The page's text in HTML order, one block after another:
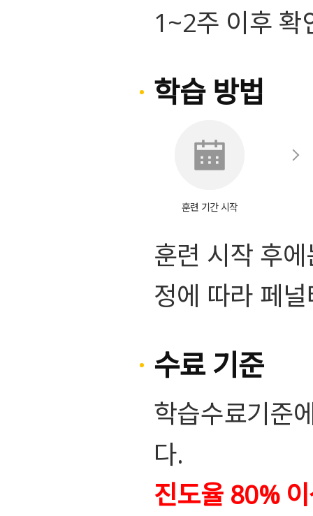
1~2주 이후 확
학습 방법
훈련 기간 시작
훈련 시작 후
정에 따라 페
수료 기준
학습수료기준
다.
진도율 80%